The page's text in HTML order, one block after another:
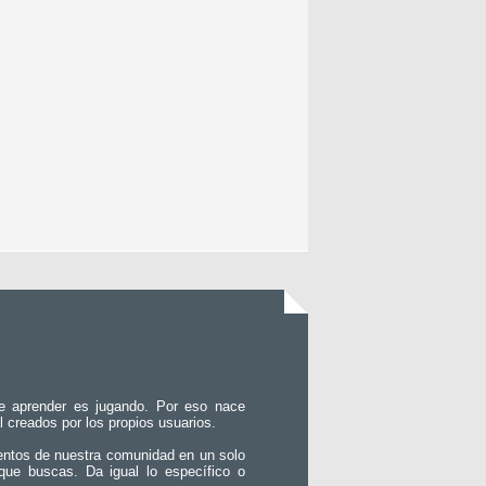
aprender es jugando. Por eso nace
creados por los propios usuarios.
de nuestra comunidad en un solo
buscas. Da igual lo específico o